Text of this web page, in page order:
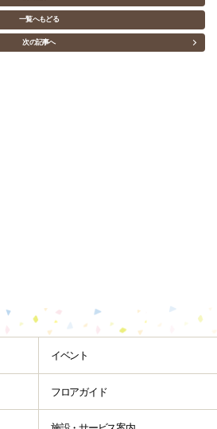
一覧へもどる
次の記事へ
イベント
フロアガイド